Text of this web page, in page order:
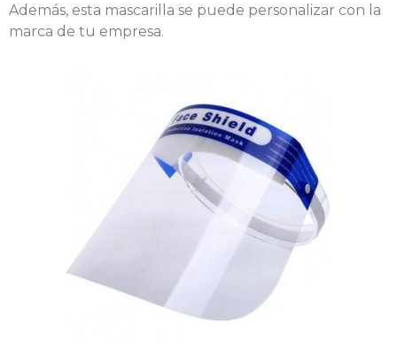
Además, esta mascarilla se puede personalizar con la
marca de tu empresa.